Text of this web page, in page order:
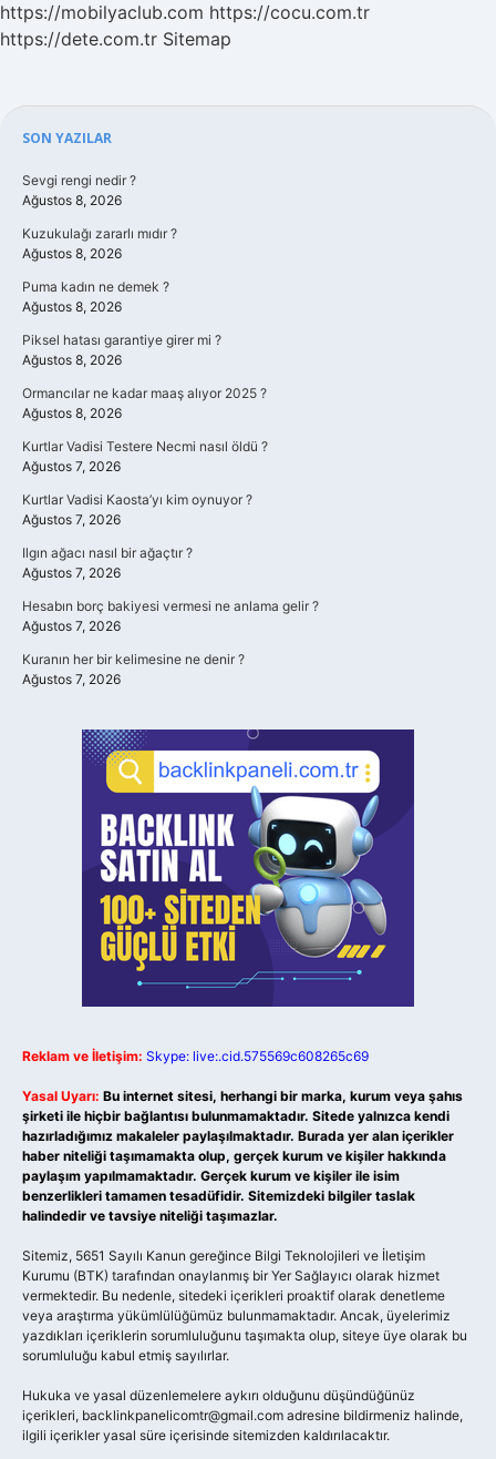
https://mobilyaclub.com https://cocu.com.tr
https://dete.com.tr Sitemap
Sidebar
SON YAZILAR
Sevgi rengi nedir ?
Ağustos 8, 2026
Kuzukulağı zararlı mıdır ?
Ağustos 8, 2026
Puma kadın ne demek ?
Ağustos 8, 2026
Piksel hatası garantiye girer mi ?
Ağustos 8, 2026
Ormancılar ne kadar maaş alıyor 2025 ?
Ağustos 8, 2026
Kurtlar Vadisi Testere Necmi nasıl öldü ?
Ağustos 7, 2026
Kurtlar Vadisi Kaosta’yı kim oynuyor ?
Ağustos 7, 2026
Ilgın ağacı nasıl bir ağaçtır ?
Ağustos 7, 2026
Hesabın borç bakiyesi vermesi ne anlama gelir ?
Ağustos 7, 2026
Kuranın her bir kelimesine ne denir ?
Ağustos 7, 2026
Reklam ve İletişim: Skype: live:.cid.575569c608265c69
Yasal Uyarı: Bu internet sitesi, herhangi bir marka, kurum veya şahıs
şirketi ile hiçbir bağlantısı bulunmamaktadır. Sitede yalnızca kendi
hazırladığımız makaleler paylaşılmaktadır. Burada yer alan içerikler
haber niteliği taşımamakta olup, gerçek kurum ve kişiler hakkında
paylaşım yapılmamaktadır. Gerçek kurum ve kişiler ile isim
benzerlikleri tamamen tesadüfidir. Sitemizdeki bilgiler taslak
halindedir ve tavsiye niteliği taşımazlar.
Sitemiz, 5651 Sayılı Kanun gereğince Bilgi Teknolojileri ve İletişim
Kurumu (BTK) tarafından onaylanmış bir Yer Sağlayıcı olarak hizmet
vermektedir. Bu nedenle, sitedeki içerikleri proaktif olarak denetleme
veya araştırma yükümlülüğümüz bulunmamaktadır. Ancak, üyelerimiz
yazdıkları içeriklerin sorumluluğunu taşımakta olup, siteye üye olarak bu
sorumluluğu kabul etmiş sayılırlar.
Hukuka ve yasal düzenlemelere aykırı olduğunu düşündüğünüz
içerikleri, backlinkpanelicomtr@gmail.com adresine bildirmeniz halinde,
ilgili içerikler yasal süre içerisinde sitemizden kaldırılacaktır.